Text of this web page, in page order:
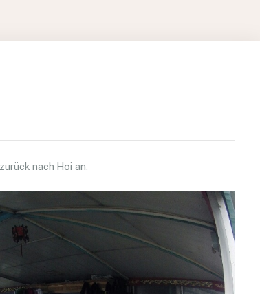
nach Hoi an.